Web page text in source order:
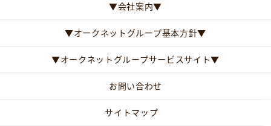
▼会社案内▼
▼オークネットグループ基本方針▼
▼オークネットグループサービスサイト▼
お問い合わせ
サイトマップ